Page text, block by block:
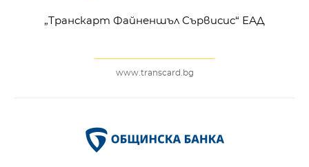
„Транскарт Файненшъл Сървисис“ ЕАД
www.transcard.bg